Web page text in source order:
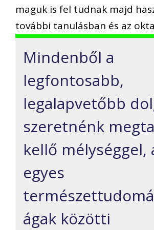
maguk is fel tudnak majd
további tanulásban és az
Mindenből a
legfontosabb,
legalapvetőbb
szeretnénk
kellő mélységgel,
egyes
ágak közötti